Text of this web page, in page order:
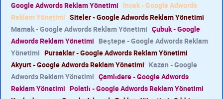
Google Adwords Reklam Yönetimi İncek - Google Adwords
Reklam Yönetimi Siteler - Google Adwords Reklam Yönetimi
Mamak - Google Adwords Reklam Yönetimi Çubuk - Google
Adwords Reklam Yönetimi Beştepe - Google Adwords Reklam
Yönetimi Pursaklar - Google Adwords Reklam Yönetimi
Akyurt - Google Adwords Reklam Yönetimi Kazan - Google
Adwords Reklam Yönetimi Çamlıdere - Google Adwords
Reklam Yönetimi Polatlı - Google Adwords Reklam Yönetimi